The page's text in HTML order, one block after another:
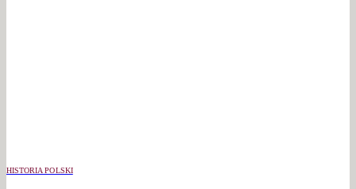
HISTORIA POLSKI